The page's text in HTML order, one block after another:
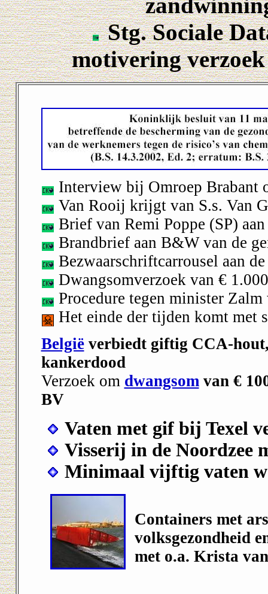
Stg. Sociale
motivering
Interview bij Omroep Brabant
Van Rooij krijgt van S.s. Van
Brief van Remi Poppe (SP)
Brandbrief aan B&W van de
Bezwaarschriftcarrousel aan
Dwangsomverzoek van €
Procedure tegen minister
Het einde der tijden komt met
Belgiëverbiedt giftig CCA-hout,
kankerdood
Verzoek om dwangsomvan €
BV
Vaten met gif bij Texel
Visserij in de Noordzee
Minimaal vijftig vaten
Containers met
volksgezondheid
met o.a. Krista